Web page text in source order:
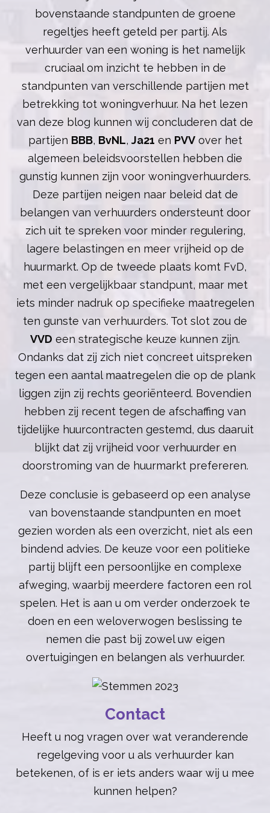
bovenstaande standpunten de groene
regeltjes heeft geteld per partij. Als
verhuurder van een woning is het namelijk
cruciaal om inzicht te hebben in de
standpunten van verschillende partijen met
betrekking tot woningverhuur. Na het lezen
van deze blog kunnen wij concluderen dat de
partijen BBB, BvNL, Ja21 en PVV over het
algemeen beleidsvoorstellen hebben die
gunstig kunnen zijn voor woningverhuurders.
Deze partijen neigen naar beleid dat de
belangen van verhuurders ondersteunt door
zich uit te spreken voor minder regulering,
lagere belastingen en meer vrijheid op de
huurmarkt. Op de tweede plaats komt FvD,
met een vergelijkbaar standpunt, maar met
iets minder nadruk op specifieke maatregelen
ten gunste van verhuurders. Tot slot zou de
VVD een strategische keuze kunnen zijn.
Ondanks dat zij zich niet concreet uitspreken
tegen een aantal maatregelen die op de plank
liggen zijn zij rechts georiënteerd. Bovendien
hebben zij recent tegen de afschaffing van
tijdelijke huurcontracten gestemd, dus daaruit
blijkt dat zij vrijheid voor verhuurder en
doorstroming van de huurmarkt prefereren.
Deze conclusie is gebaseerd op een analyse
van bovenstaande standpunten en moet
gezien worden als een overzicht, niet als een
bindend advies. De keuze voor een politieke
partij blijft een persoonlijke en complexe
afweging, waarbij meerdere factoren een rol
spelen. Het is aan u om verder onderzoek te
doen en een weloverwogen beslissing te
nemen die past bij zowel uw eigen
overtuigingen en belangen als verhuurder.
Contact
Heeft u nog vragen over wat veranderende
regelgeving voor u als verhuurder kan
betekenen, of is er iets anders waar wij u mee
kunnen helpen?